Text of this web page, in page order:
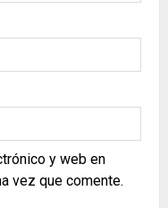
y web en
vez que comente.